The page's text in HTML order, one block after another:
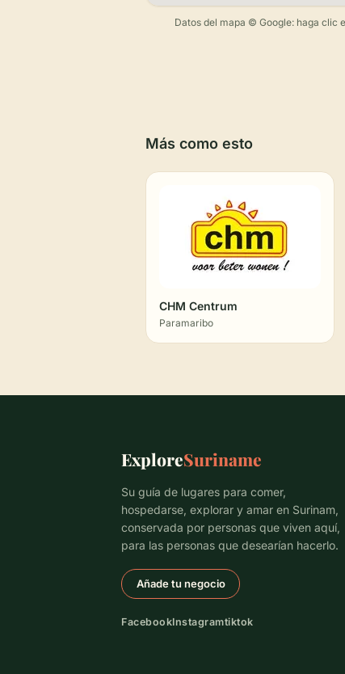
Datos del mapa © Google: haga clic
Más como esto
CHM Centrum
Paramaribo
ExploreSuriname
Su guía de lugares para comer,
hospedarse, explorar y amar en Surinam,
conservada por personas que viven aquí,
para las personas que desearían hacerlo.
Añade tu negocio
FacebookInstagramtiktok